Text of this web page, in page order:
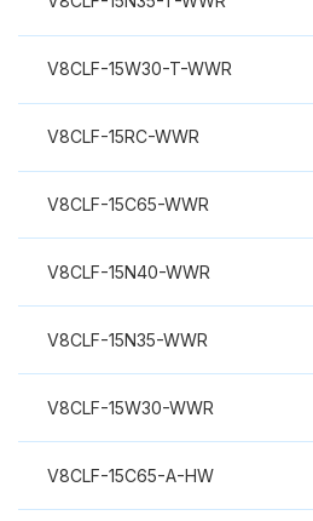
V8CLF-15W30-T-WWR
V8CLF-15RC-WWR
V8CLF-15C65-WWR
V8CLF-15N40-WWR
V8CLF-15N35-WWR
V8CLF-15W30-WWR
V8CLF-15C65-A-HW